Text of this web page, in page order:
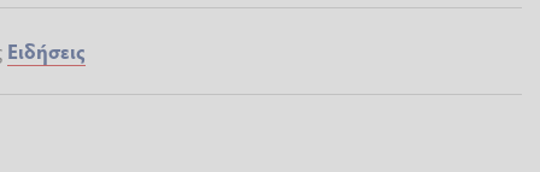
Ειδήσεις